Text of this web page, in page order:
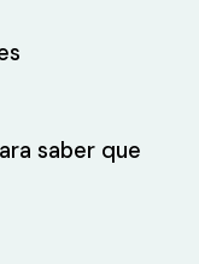
saber que